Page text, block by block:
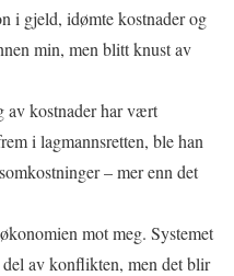
i gjeld, idømte kostnader og
min, men blitt knust av
av kostnader har vært
i lagmannsretten, ble han
– mer enn det
mot meg. Systemet
av konflikten, men det blir